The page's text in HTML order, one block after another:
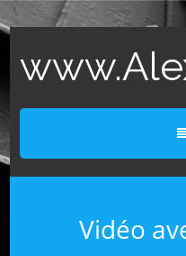
Vidéo